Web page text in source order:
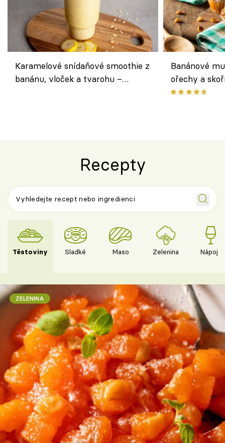
Karamelové snídaňové smoothie z
banánu, vloček a tvarohu –
Banánové
ořechy a
Recepty
Těstoviny Sladké Maso Zelenina Nápoje
ZELENINA